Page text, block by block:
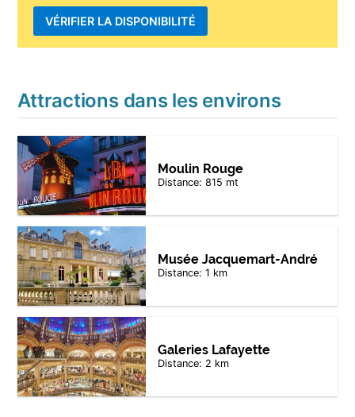
VÉRIFIER LA DISPONIBILITÉ
Attractions dans les environs
Moulin Rouge
Distance: 815 mt
Musée Jacquemart-André
Distance: 1 km
Galeries Lafayette
Distance: 2 km